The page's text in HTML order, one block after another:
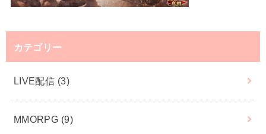
カテゴリー
LIVE配信 (3)
MMORPG (9)